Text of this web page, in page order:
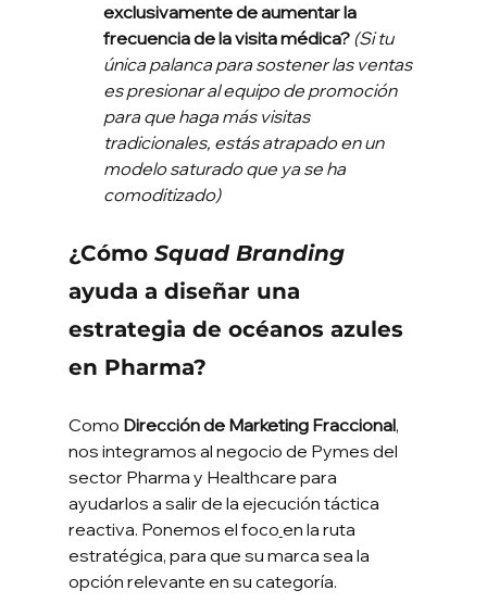
exclusivamente de aumentar la
frecuencia de la visita médica? (Si tu
única palanca para sostener las ventas
es presionar al equipo de promoción
para que haga más visitas
tradicionales, estás atrapado en un
modelo saturado que ya se ha
comoditizado)
¿Cómo Squad Branding
ayuda a diseñar una
estrategia de océanos azules
en Pharma?
Como Dirección de Marketing Fraccional,
nos integramos al negocio de Pymes del
sector Pharma y Healthcare para
ayudarlos a salir de la ejecución táctica
reactiva. Ponemos el foco en la ruta
estratégica, para que su marca sea la
opción relevante en su categoría.